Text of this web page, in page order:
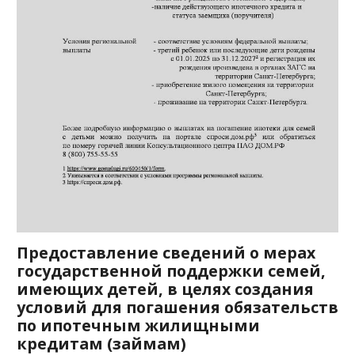
Предоставление сведений о мерах
государственной поддержки семей,
имеющих детей, в целях создания
условий для погашения обязательств
по ипотечным жилищными
кредитам (займам)